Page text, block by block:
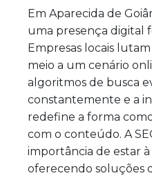
Em Aparecida de
uma presença digital
Empresas locais
meio a um cenário
algoritmos de busca
constantemente e a
redefine a forma
com o conteúdo. A
importância de estar
oferecendo soluções